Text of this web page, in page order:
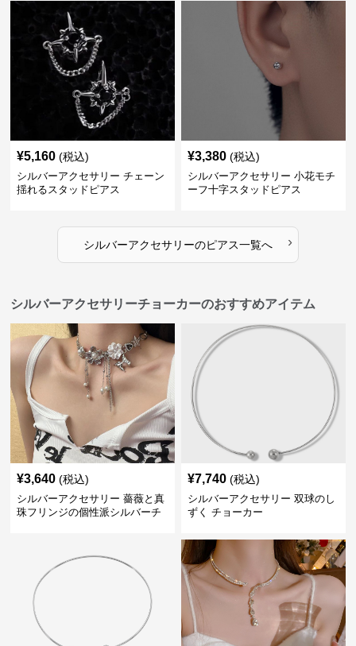
¥5,160 (税込)
シルバーアクセサリー チェーン
揺れるスタッドピアス
¥3,380 (税込)
シルバーアクセサリー 小花モチ
ーフ十字スタッドピアス
シルバーアクセサリーのピアス一覧へ ›
シルバーアクセサリーチョーカーのおすすめアイテム
¥3,640 (税込)
シルバーアクセサリー 薔薇と真
珠フリンジの個性派シルバーチ
¥7,740 (税込)
シルバーアクセサリー 双球のし
ずく チョーカー